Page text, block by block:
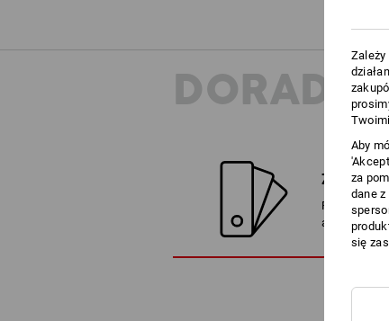
ZNAJDŹ
Porównaj
Zależy
Aby
za
dane
się